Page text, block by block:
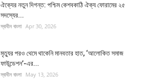
ঐক্যের নতুন দিগন্ত: পশ্চিম কেশবকাঠি ঐক্য ফোরামের ২৫
সদস্যের...
স্বাধীন বাংলা Apr 30, 2026
মৃত্যুর পরও থেমে থাকেনি মানবতার হাত, ‘আলোকিত সমাজ
ফাউন্ডেশন’-এর...
স্বাধীন বাংলা May 13, 2026